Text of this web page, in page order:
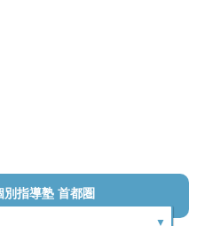
指導塾 首都圏